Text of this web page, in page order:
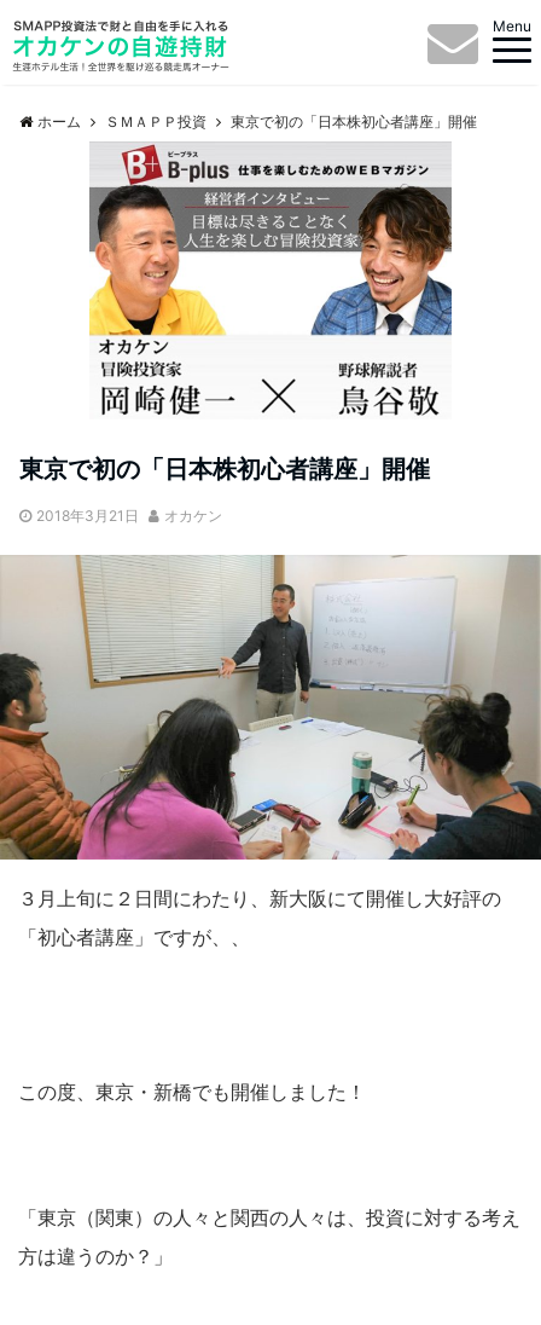
Menu
ホーム ＳＭＡＰＰ投資 東京で初の「日本株初心者講座」開催
東京で初の「日本株初心者講座」開催
2018年3月21日 オカケン
３月上旬に２日間にわたり、新大阪にて開催し大好評の
「初心者講座」ですが、、
この度、東京・新橋でも開催しました！
「東京（関東）の人々と関西の人々は、投資に対する考え
方は違うのか？」